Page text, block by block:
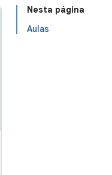
Nesta página
Aulas